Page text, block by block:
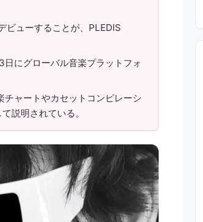
ビューすることが、PLEDIS
にグローバル音楽プラットフォ
ャートやカセットコンピレーシ
説明されている。